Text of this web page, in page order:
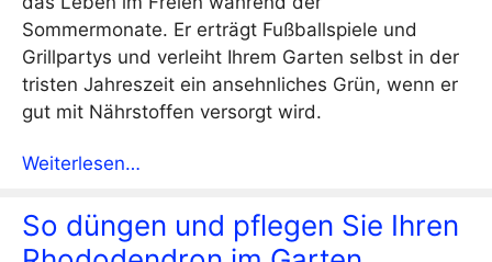
Sommermonate. Er erträgt Fußballspiele und
Grillpartys und verleiht Ihrem Garten selbst in der
tristen Jahreszeit ein ansehnliches Grün, wenn er
gut mit Nährstoffen versorgt wird.
Weiterlesen…
So düngen und pflegen Sie Ihren